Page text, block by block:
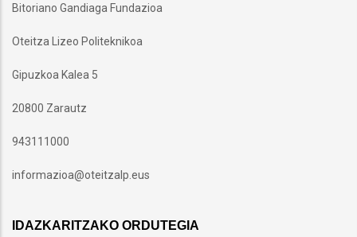
Bitoriano Gandiaga Fundazioa
Oteitza Lizeo Politeknikoa
Gipuzkoa Kalea 5
20800 Zarautz
943111000
informazioa@oteitzalp.eus
IDAZKARITZAKO ORDUTEGIA